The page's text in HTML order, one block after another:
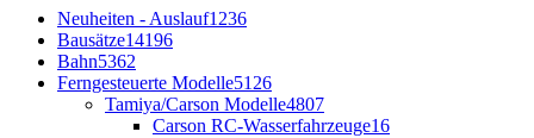
Neuheiten - Auslauf1236
Bausätze14196
Bahn5362
Ferngesteuerte Modelle5126
Tamiya/Carson Modelle4807
Carson RC-Wasserfahrzeuge16